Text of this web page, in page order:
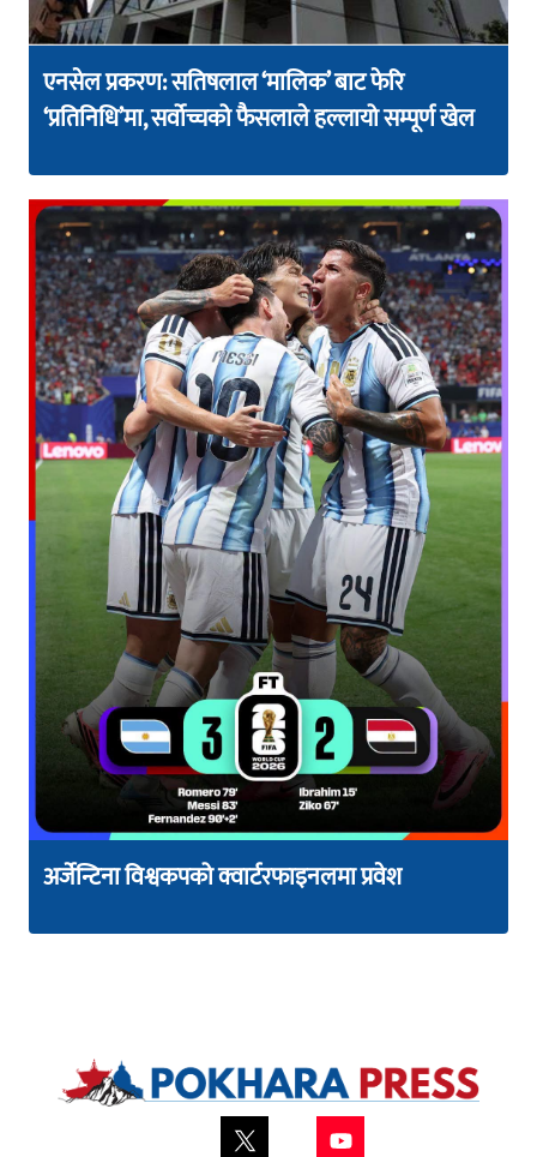
एनसेल प्रकरण: सतिषलाल ‘मालिक’ बाट फेरि
‘प्रतिनिधि’मा, सर्वोच्चको फैसलाले हल्लायो सम्पूर्ण खेल
अर्जेन्टिना विश्वकपको क्वार्टरफाइनलमा प्रवेश